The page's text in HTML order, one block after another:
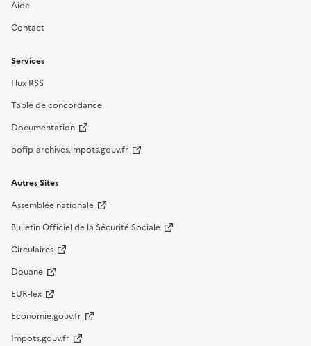
Aide
Contact
Services
Flux RSS
Table de concordance
Documentation
bofip-archives.impots.gouv.fr
Autres Sites
Assemblée nationale
Bulletin Officiel de la Sécurité Sociale
Circulaires
Douane
EUR-lex
Economie.gouv.fr
Impots.gouv.fr